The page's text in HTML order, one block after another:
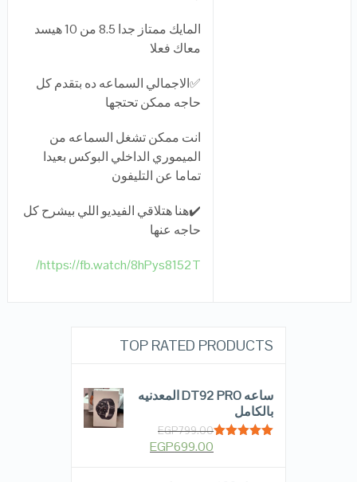
المايك ممتاز جدا 8.5 من 10 هيسد
معاك فعلا
✅الاجمالي السماعه ده بتقدم كل
حاجه ممكن تحتجها
انت ممكن تشغل السماعه من
الميموري الداخلي البوكس بعيدا
تماما عن التليفون
✔️هنا هتلاقي الفيديو اللي بيشرح كل
حاجه عنها
https://fb.watch/8hPys8152T/
TOP RATED PRODUCTS
ساعه DT92 PRO المعدنيه
بالكامل
EGP799.00
EGP699.00